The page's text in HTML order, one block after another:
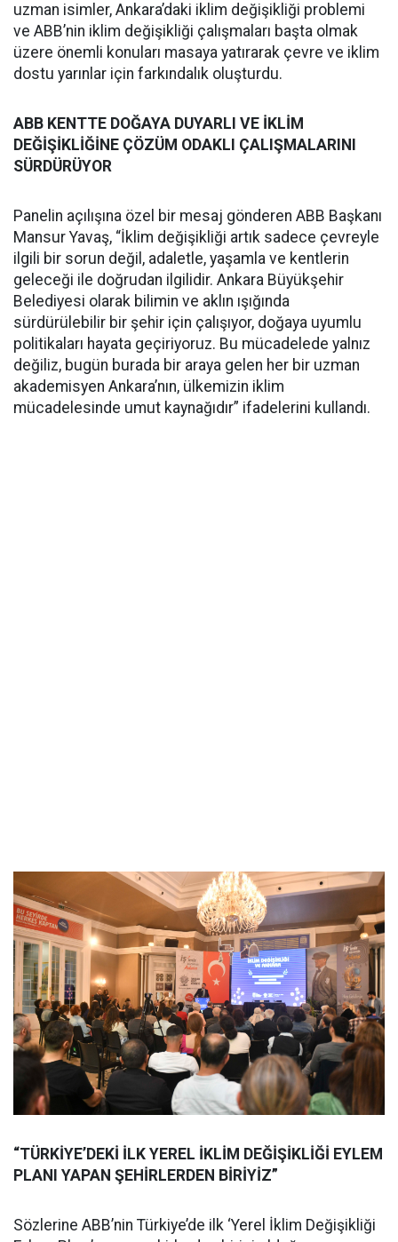
uzman isimler, Ankara’daki iklim değişikliği problemi
ve ABB’nin iklim değişikliği çalışmaları başta olmak
üzere önemli konuları masaya yatırarak çevre ve iklim
dostu yarınlar için farkındalık oluşturdu.
ABB KENTTE DOĞAYA DUYARLI VE İKLİM
DEĞİŞİKLİĞİNE ÇÖZÜM ODAKLI ÇALIŞMALARINI
SÜRDÜRÜYOR
Panelin açılışına özel bir mesaj gönderen ABB Başkanı
Mansur Yavaş, “İklim değişikliği artık sadece çevreyle
ilgili bir sorun değil, adaletle, yaşamla ve kentlerin
geleceği ile doğrudan ilgilidir. Ankara Büyükşehir
Belediyesi olarak bilimin ve aklın ışığında
sürdürülebilir bir şehir için çalışıyor, doğaya uyumlu
politikaları hayata geçiriyoruz. Bu mücadelede yalnız
değiliz, bugün burada bir araya gelen her bir uzman
akademisyen Ankara’nın, ülkemizin iklim
mücadelesinde umut kaynağıdır” ifadelerini kullandı.
“TÜRKİYE’DEKİ İLK YEREL İKLİM DEĞİŞİKLİĞİ EYLEM
PLANI YAPAN ŞEHİRLERDEN BİRİYİZ”
Sözlerine ABB’nin Türkiye’de ilk ‘Yerel İklim Değişikliği